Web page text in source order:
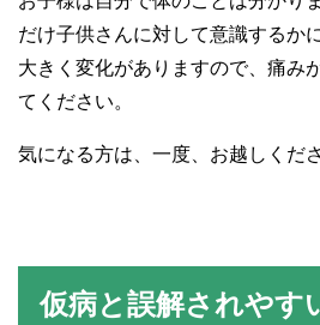
だけ子供さんに対して意識するか
大きく変化がありますので、痛み
てください。
気になる方は、一度、お越しくださ
仮病と誤解されやす